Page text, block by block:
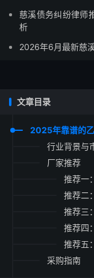
慈溪债务纠纷律师
析
2026年6月最新慈
文章目录
2025年靠谱的
行业背景与
厂家推荐
推荐一
推荐二
推荐三
推荐四
推荐五
采购指南